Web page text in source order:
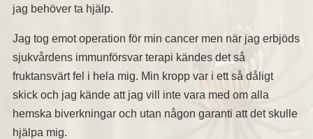
jag behöver ta hjälp.
Jag tog emot operation för min cancer men när jag erbjöds
sjukvårdens immunförsvar terapi kändes det så
fruktansvärt fel i hela mig. Min kropp var i ett så dåligt
skick och jag kände att jag vill inte vara med om alla
hemska biverkningar och utan någon garanti att det skulle
hjälpa mig.